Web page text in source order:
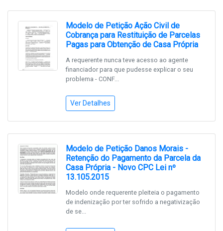
Modelo de Petição Ação Civil de
Cobrança para Restituição de Parcelas
Pagas para Obtenção de Casa Própria
A requerente nunca teve acesso ao agente
financiador para que pudesse explicar o seu
problema - CONF...
Ver Detalhes
Modelo de Petição Danos Morais -
Retenção do Pagamento da Parcela da
Casa Própria - Novo CPC Lei nº
13.105.2015
Modelo onde requerente pleiteia o pagamento
de indenização por ter sofrido a negativização
de se...